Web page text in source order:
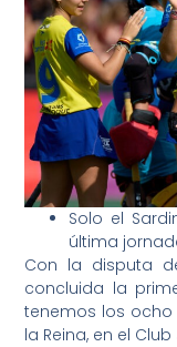
Solo el
última
Con la disputa
concluida la
tenemos los
la Reina, en el